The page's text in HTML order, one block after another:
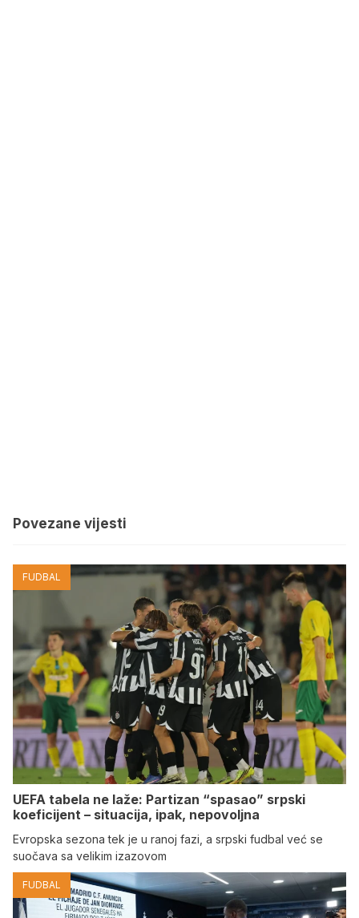
Povezane vijesti
FUDBAL
UEFA tabela ne laže: Partizan “spasao” srpski
koeficijent – situacija, ipak, nepovoljna
Evropska sezona tek je u ranoj fazi, a srpski fudbal već se
suočava sa velikim izazovom
FUDBAL